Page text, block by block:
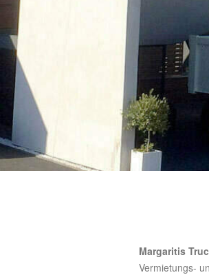
Margaritis
Vermietungs-